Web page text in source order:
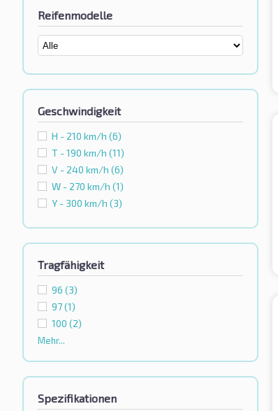
Reifenmodelle
Geschwindigkeit
H - 210 km/h (6)
T - 190 km/h (11)
V - 240 km/h (6)
W - 270 km/h (1)
Y - 300 km/h (3)
Tragfähigkeit
96 (3)
97(1)
100 (2)
Mehr...
Spezifikationen